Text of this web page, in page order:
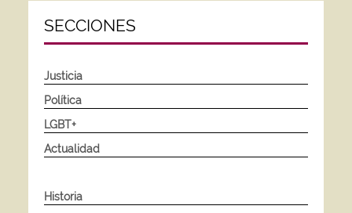
SECCIONES
Justicia
Política
LGBT+
Actualidad
Historia